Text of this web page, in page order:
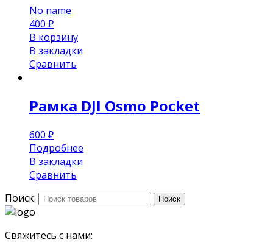
No name
400 ₽
В корзину
В закладки
Сравнить
Рамка DJI Osmo Pocket
600 ₽
Подробнее
В закладки
Сравнить
Поиск:
Поиск
Свяжитесь с нами: